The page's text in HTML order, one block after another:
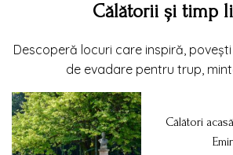
Călătorii și timp
Descoperă locuri care inspiră,
de evadare pentru trup,
Călători